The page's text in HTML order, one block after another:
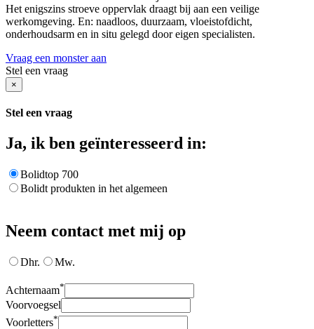
Het enigszins stroeve oppervlak draagt bij aan een veilige
werkomgeving. En: naadloos, duurzaam, vloeistofdicht,
onderhoudsarm en in situ gelegd door eigen specialisten.
Vraag een monster aan
Stel een vraag
×
Stel een vraag
Ja, ik ben geïnteresseerd in:
Bolidtop 700
Bolidt produkten in het algemeen
Neem contact met mij op
Dhr. Mw.
Achternaam*
Voorvoegsel
Voorletters*